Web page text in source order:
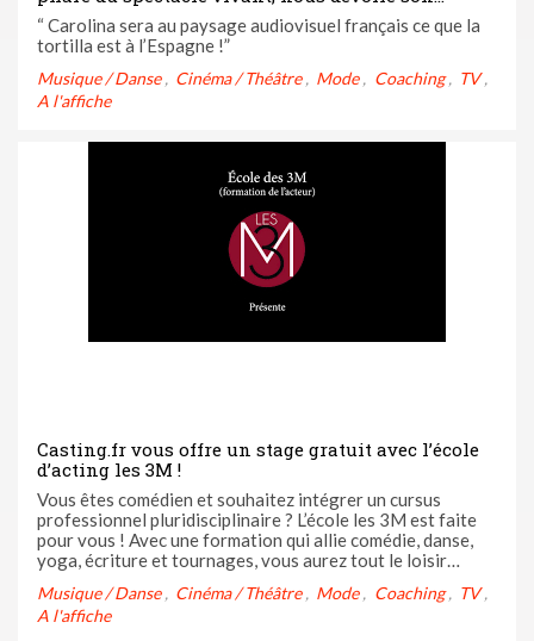
parcours sans détour
“ Carolina sera au paysage audiovisuel français ce que la
tortilla est à l’Espagne !”
Musique / Danse Cinéma / Théâtre Mode Coaching
TV
A l'affiche
Casting.fr vous offre un stage gratuit avec l’école
d’acting les 3M !
Vous êtes comédien et souhaitez intégrer un cursus
professionnel pluridisciplinaire ? L’école les 3M est faite
pour vous ! Avec une formation qui allie comédie, danse,
yoga, écriture et tournages, vous aurez tout le loisir
Musique / Danse Cinéma / Théâtre Mode Coaching
TV
A l'affiche